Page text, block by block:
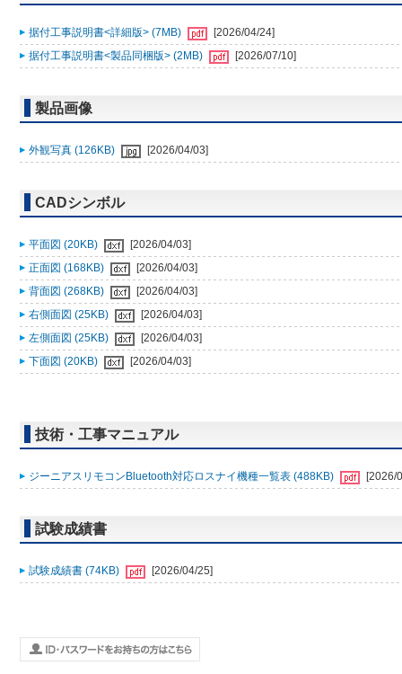
据付工事説明書<詳細版> (7MB)
[2026/04/24]
据付工事説明書<製品同梱版> (2MB)
[2026/07/10]
製品画像
外観写真 (126KB) [2026/04/03]
CADシンボル
平面図 (20KB)
[2026/04/03]
正面図 (168KB)
[2026/04/03]
背面図 (268KB)
[2026/04/03]
右側面図 (25KB)
[2026/04/03]
左側面図 (25KB)
[2026/04/03]
下面図 (20KB)
[2026/04/03]
技術・工事マニュアル
ジーニアスリモコンBluetooth対応ロスナイ機種一覧表 (488KB) [2026/
試験成績書
試験成績書 (74KB) [2026/04/25]